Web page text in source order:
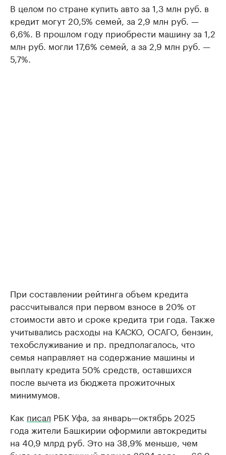
В целом по стране купить авто за 1,3 млн руб. в
кредит могут 20,5% семей, за 2,9 млн руб. —
6,6%. В прошлом году приобрести машину за 1,2
млн руб. могли 17,6% семей, а за 2,9 млн руб. —
5,7%.
При составлении рейтинга объем кредита
рассчитывался при первом взносе в 20% от
стоимости авто и сроке кредита три года. Также
учитывались расходы на КАСКО, ОСАГО, бензин,
техобслуживание и пр. предполагалось, что
семья направляет на содержание машины и
выплату кредита 50% средств, оставшихся
после вычета из бюджета прожиточных
минимумов.
Как писал РБК Уфа, за январь—октябрь 2025
года жители Башкирии оформили автокредиты
на 40,9 млрд руб. Это на 38,9% меньше, чем